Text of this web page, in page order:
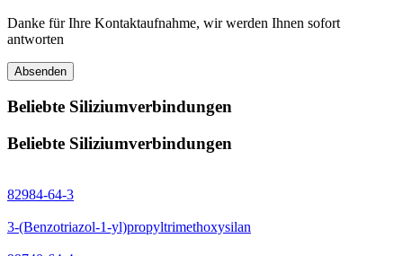
Danke für Ihre Kontaktaufnahme, wir werden Ihnen sofort
antworten
Absenden
Beliebte Siliziumverbindungen
Beliebte Siliziumverbindungen
82984-64-3
3-(Benzotriazol-1-yl)propyltrimethoxysilan